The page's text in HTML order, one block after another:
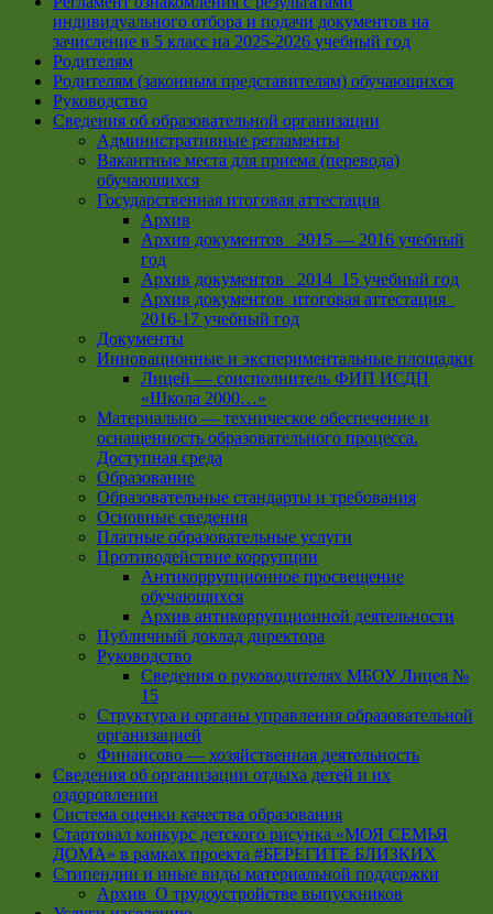
индивидуального отбора и подачи документов на
зачисление в 5 класс на 2025-2026 учебный год
Родителям
Родителям (законным представителям) обучающихся
Руководство
Сведения об образовательной организации
Административные регламенты
Вакантные места для приема (перевода)
обучающихся
Государственная итоговая аттестация
Архив
Архив документов _2015 — 2016 учебный
год
Архив документов_ 2014_15 учебный год
Архив документов_итоговая аттестация_
2016-17 учебный год
Документы
Инновационные и экспериментальные площадки
Лицей — соисполнитель ФИП ИСДП
«Школа 2000…»
Материально — техническое обеспечение и
оснащенность образовательного процесса.
Доступная среда
Образование
Образовательные стандарты и требования
Основные сведения
Платные образовательные услуги
Противодействие коррупции
Антикоррупционное просвещение
обучающихся
Архив антикоррупционной деятельности
Публичный доклад директора
Руководство
Cведения о руководителях МБОУ Лицея №
15
Структура и органы управления образовательной
организацией
Финансово — хозяйственная деятельность
Сведения об организации отдыха детей и их
оздоровлении
Система оценки качества образования
Стартовал конкурс детского рисунка «МОЯ СЕМЬЯ
ДОМА» в рамках проекта #БЕРЕГИТЕ БЛИЗКИХ
Стипендии и иные виды материальной поддержки
Архив_О трудоустройстве выпускников